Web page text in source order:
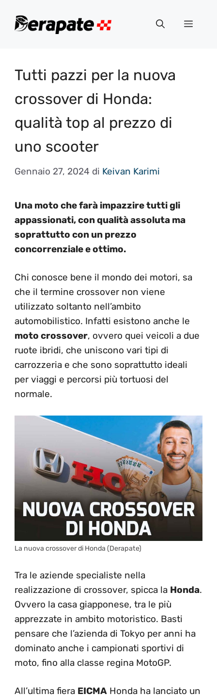
Menu
Tutti pazzi per la nuova
crossover di Honda:
qualità top al prezzo di
uno scooter
Gennaio 27, 2024 di Keivan Karimi
Una moto che farà impazzire tutti gli
appassionati, con qualità assoluta ma
soprattutto con un prezzo
concorrenziale e ottimo.
Chi conosce bene il mondo dei motori, sa
che il termine crossover non viene
utilizzato soltanto nell’ambito
automobilistico. Infatti esistono anche le
moto crossover, ovvero quei veicoli a due
ruote ibridi, che uniscono vari tipi di
carrozzeria e che sono soprattutto ideali
per viaggi e percorsi più tortuosi del
normale.
La nuova crossover di Honda (Derapate)
Tra le aziende specialiste nella
realizzazione di crossover, spicca la Honda.
Ovvero la casa giapponese, tra le più
apprezzate in ambito motoristico. Basti
pensare che l’azienda di Tokyo per anni ha
dominato anche i campionati sportivi di
moto, fino alla classe regina MotoGP.
All’ultima fiera EICMA Honda ha lanciato un